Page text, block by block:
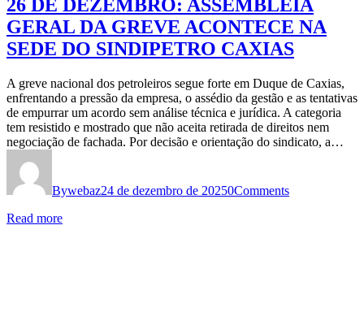
26 DE DEZEMBRO: ASSEMBLEIA
GERAL DA GREVE ACONTECE NA
SEDE DO SINDIPETRO CAXIAS
A greve nacional dos petroleiros segue forte em Duque de Caxias,
enfrentando a pressão da empresa, o assédio da gestão e as tentativas
de empurrar um acordo sem análise técnica e jurídica. A categoria
tem resistido e mostrado que não aceita retirada de direitos nem
negociação de fachada. Por decisão e orientação do sindicato, a…
Bywebaz24 de dezembro de 20250Comments
Read more